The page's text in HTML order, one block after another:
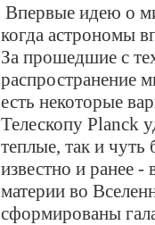
Впервые идею о
когда астрономы
За прошедшие с
распространение
есть некоторые
Телескопу Planck
теплые, так и
известно и ранее
материи во
сформированы